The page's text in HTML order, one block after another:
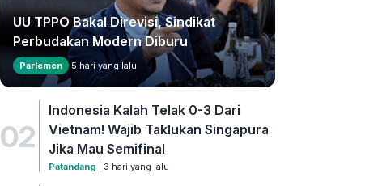
UU TPPO Bakal Direvisi, Sindikat
Perbudakan Modern Diburu
Parlemen 5 hari yang lalu
02
Indonesia Kalah Telak 0-3 Dari
Vietnam! Wajib Taklukan Singapura
Jika Mau Semifinal
Patandang | 3 hari yang lalu